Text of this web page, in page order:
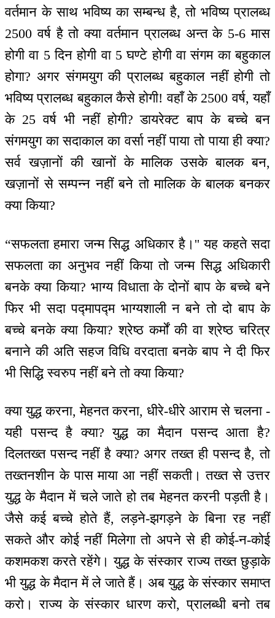
वर्तमान के साथ भविष्य का सम्बन्ध है, तो भविष्य प्रालब्ध
2500 वर्ष है तो क्या वर्तमान प्रालब्ध अन्त के 5-6 मास
होगी वा 5 दिन होगी वा 5 घण्टे होगी वा संगम का बहुकाल
होगा? अगर संगमयुग की प्रालब्ध बहुकाल नहीं होगी तो
भविष्य प्रालब्ध बहुकाल कैसे होगी! वहाँ के 2500 वर्ष, यहाँ
के 25 वर्ष भी नहीं होगी? डायरेक्ट बाप के बच्चे बन
संगमयुग का सदाकाल का वर्सा नहीं पाया तो पाया ही क्या?
सर्व खज़ानों की खानों के मालिक उसके बालक बन,
खज़ानों से सम्पन्न नहीं बने तो मालिक के बालक बनकर
क्या किया?
“सफलता हमारा जन्म सिद्ध अधिकार है।'' यह कहते सदा
सफलता का अनुभव नहीं किया तो जन्म सिद्ध अधिकारी
बनके क्या किया? भाग्य विधाता के दोनों बाप के बच्चे बने
फिर भी सदा पद्मापद्म भाग्यशाली न बने तो दो बाप के
बच्चे बनके क्या किया? श्रेष्ठ कर्मों की वा श्रेष्ठ चरित्र
बनाने की अति सहज विधि वरदाता बनके बाप ने दी फिर
भी सिद्धि स्वरुप नहीं बने तो क्या किया?
क्या युद्ध करना, मेहनत करना, धीरे-धीरे आराम से चलना -
यही पसन्द है क्या? युद्ध का मैदान पसन्द आता है?
दिलतख्त पसन्द नहीं है क्या? अगर तख्त ही पसन्द है, तो
तख्तनशीन के पास माया आ नहीं सकती। तख्त से उत्तर
युद्ध के मैदान में चले जाते हो तब मेहनत करनी पड़ती है।
जैसे कई बच्चे होते हैं, लड़ने-झगड़ने के बिना रह नहीं
सकते और कोई नहीं मिलेगा तो अपने से ही कोई-न-कोई
कशमकश करते रहेंगे। युद्ध के संस्कार राज्य तख्त छुड़ाके
भी युद्ध के मैदान में ले जाते हैं। अब युद्ध के संस्कार समाप्त
करो। राज्य के संस्कार धारण करो, प्रालब्धी बनो तब